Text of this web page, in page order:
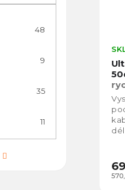
48
9
35
11